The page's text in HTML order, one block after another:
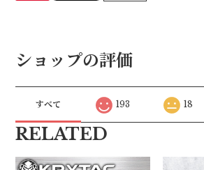
ショップの評価
すべて 193 18
RELATED